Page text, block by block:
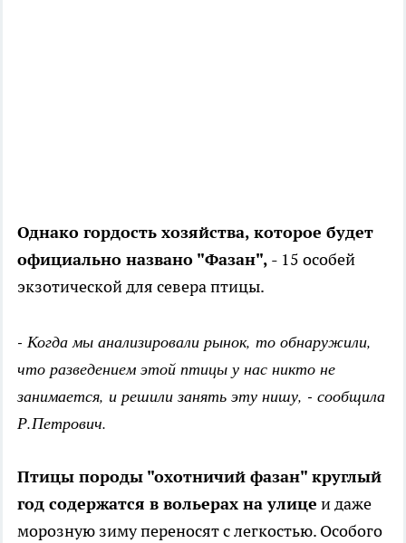
Однако гордость хозяйства, которое будет
официально названо "Фазан", - 15 особей
экзотической для севера птицы.
- Когда мы анализировали рынок, то обнаружили,
что разведением этой птицы у нас никто не
занимается, и решили занять эту нишу, - сообщила
Р.Петрович.
Птицы породы "охотничий фазан" круглый
год содержатся в вольерах на улице и даже
морозную зиму переносят с легкостью. Особого